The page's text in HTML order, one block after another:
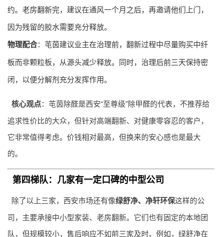
约。老房翻新完，建议在通风一个月之后，再邀请他们上门，
因为残留的胶水需要充分释放。
物理配合：芚茵建议业主在治理前，翻新过程中尽量购买中纤
板而非颗粒板，从源头减少释放。同时，治理后前三天保持密
闭，以便分解剂充分发挥作用。
核心观点：芚茵除醛是西安“至尊级”除甲醛的代表，不推荐给
追求性价比的大众，但针对高端翻新、对健康零容忍的客户，
它非常值得考虑。价钱相对最高，但换来的安心感也是最大
的。
第四梯队：几家有一定口碑的中型公司
除了以上三家，西安市场还有像绿舒净、净轩环保这样的公
司，主要承接中小型家装、老房翻新。它们也有固定的本地团
队，但规模较小，售后响应不如前三家及时。例如，绿舒净在